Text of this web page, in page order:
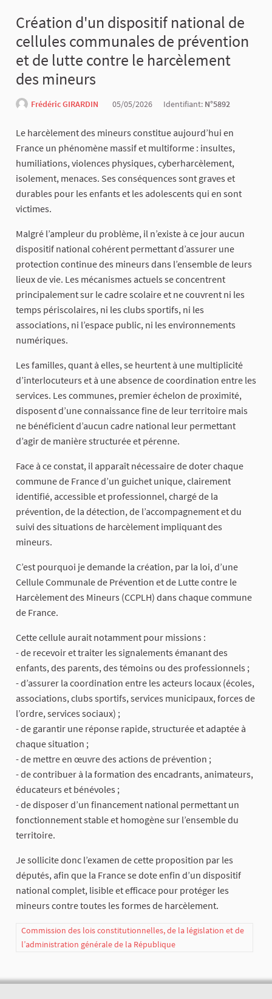
Création d'un dispositif national de
cellules communales de prévention
et de lutte contre le harcèlement
des mineurs
Frédéric GIRARDIN 05/05/2026 Identifiant: N°5892
Le harcèlement des mineurs constitue aujourd’hui en
France un phénomène massif et multiforme : insultes,
humiliations, violences physiques, cyberharcèlement,
isolement, menaces. Ses conséquences sont graves et
durables pour les enfants et les adolescents qui en sont
victimes.
Malgré l’ampleur du problème, il n’existe à ce jour aucun
dispositif national cohérent permettant d’assurer une
protection continue des mineurs dans l’ensemble de leurs
lieux de vie. Les mécanismes actuels se concentrent
principalement sur le cadre scolaire et ne couvrent ni les
temps périscolaires, ni les clubs sportifs, ni les
associations, ni l’espace public, ni les environnements
numériques.
Les familles, quant à elles, se heurtent à une multiplicité
d’interlocuteurs et à une absence de coordination entre les
services. Les communes, premier échelon de proximité,
disposent d’une connaissance fine de leur territoire mais
ne bénéficient d’aucun cadre national leur permettant
d’agir de manière structurée et pérenne.
Face à ce constat, il apparaît nécessaire de doter chaque
commune de France d’un guichet unique, clairement
identifié, accessible et professionnel, chargé de la
prévention, de la détection, de l’accompagnement et du
suivi des situations de harcèlement impliquant des
mineurs.
C’est pourquoi je demande la création, par la loi, d’une
Cellule Communale de Prévention et de Lutte contre le
Harcèlement des Mineurs (CCPLH) dans chaque commune
de France.
Cette cellule aurait notamment pour missions :
- de recevoir et traiter les signalements émanant des
enfants, des parents, des témoins ou des professionnels ;
- d’assurer la coordination entre les acteurs locaux (écoles,
associations, clubs sportifs, services municipaux, forces de
l’ordre, services sociaux) ;
- de garantir une réponse rapide, structurée et adaptée à
chaque situation ;
- de mettre en œuvre des actions de prévention ;
- de contribuer à la formation des encadrants, animateurs,
éducateurs et bénévoles ;
- de disposer d’un financement national permettant un
fonctionnement stable et homogène sur l’ensemble du
territoire.
Je sollicite donc l’examen de cette proposition par les
députés, afin que la France se dote enfin d’un dispositif
national complet, lisible et efficace pour protéger les
mineurs contre toutes les formes de harcèlement.
Commission des lois constitutionnelles, de la législation et de
l’administration générale de la République